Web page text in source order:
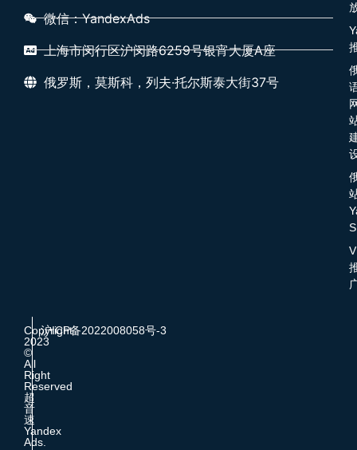
微信：YandexAds
上海市闵行区沪闵路6259号银宵大厦A座
俄罗斯，莫斯科，列夫·托尔斯泰大街37号
Copyright
2023
©
All
Right
Reserved
超
音
速
Yandex
Ads.
沪ICP备2022008058号-3